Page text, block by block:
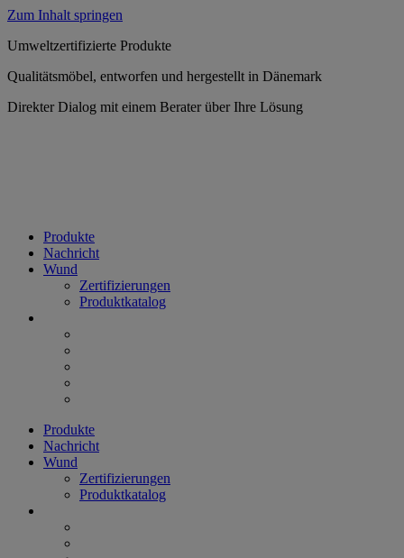
Zum Inhalt springen
Umweltzertifizierte Produkte
Qualitätsmöbel, entworfen und hergestellt in Dänemark
Direkter Dialog mit einem Berater über Ihre Lösung
Produkte
Nachricht
Wund
Zertifizierungen
Produktkatalog
Produkte
Nachricht
Wund
Zertifizierungen
Produktkatalog